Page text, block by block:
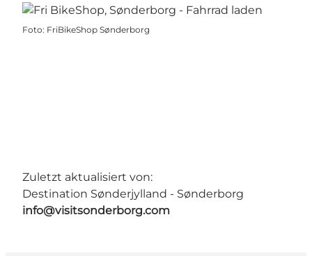
Foto: FriBikeShop Sønderborg
Zuletzt aktualisiert von:
Destination Sønderjylland - Sønderborg
info@visitsonderborg.com